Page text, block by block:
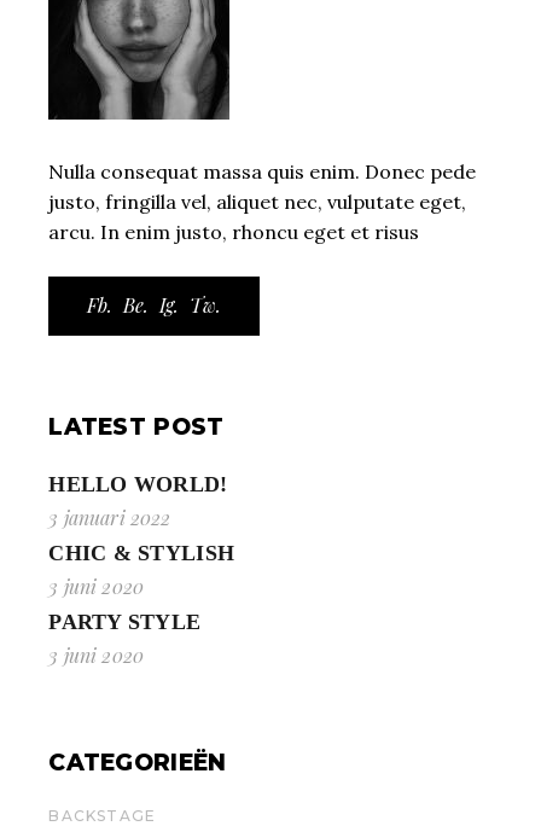
Nulla consequat massa quis enim. Donec pede
justo, fringilla vel, aliquet nec, vulputate eget,
arcu. In enim justo, rhoncu eget et risus
Fb. Be. Ig. Tw.
LATEST POST
HELLO WORLD!
3 januari 2022
CHIC & STYLISH
3 juni 2020
PARTY STYLE
3 juni 2020
CATEGORIEËN
BACKSTAGE